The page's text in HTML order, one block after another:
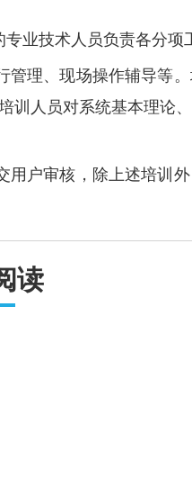
业技术人员负责各分项
理、现场操作辅导等
训人员对系统基本理论
户审核，除上述培训
读